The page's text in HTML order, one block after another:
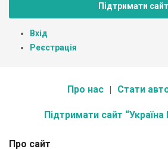
Підтримати сайт
Вхід
Реєстрація
Про нас Стати
Підтримати сайт “Україна
Про сайт